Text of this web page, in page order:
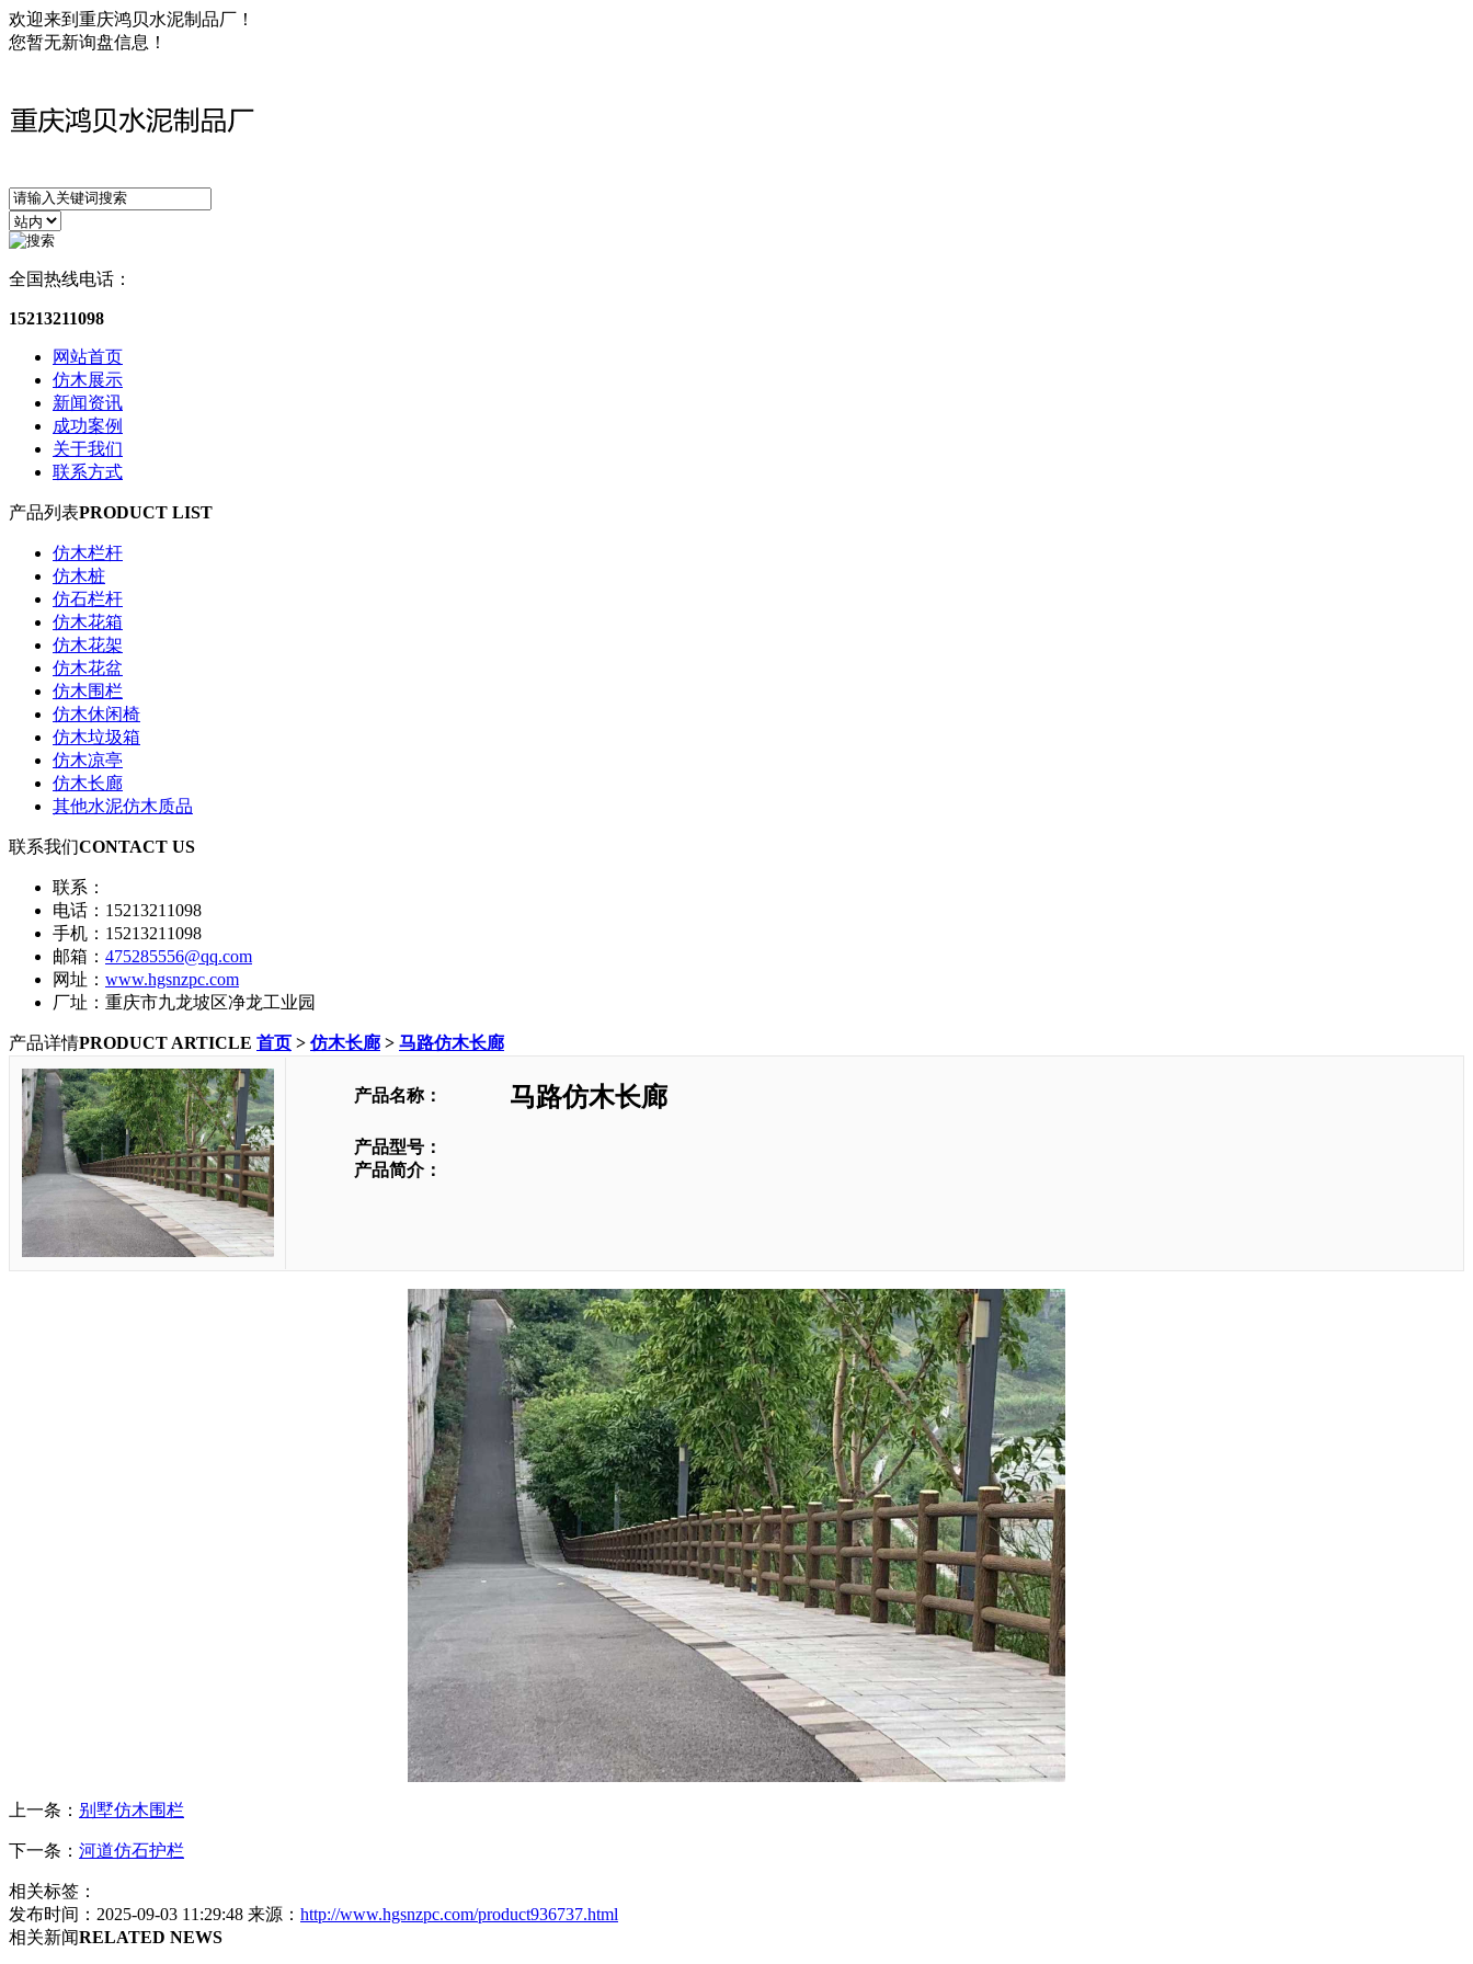
欢迎来到重庆鸿贝水泥制品厂！
您暂无新询盘信息！
全国热线电话：
15213211098
网站首页
仿木展示
新闻资讯
成功案例
关于我们
联系方式
产品列表PRODUCT LIST
仿木栏杆
仿木桩
仿石栏杆
仿木花箱
仿木花架
仿木花盆
仿木围栏
仿木休闲椅
仿木垃圾箱
仿木凉亭
仿木长廊
其他水泥仿木质品
联系我们CONTACT US
联系：
电话：15213211098
手机：15213211098
邮箱： 475285556@qq.com
网址： www.hgsnzpc.com
厂址：重庆市九龙坡区净龙工业园
产品详情PRODUCT ARTICLE 首页 > 仿木长廊 > 马路仿木长廊
产品名称： 马路仿木长廊
产品型号：
产品简介：
上一条： 别墅仿木围栏
下一条： 河道仿石护栏
相关标签：
发布时间：2025-09-03 11:29:48 来源： http://www.hgsnzpc.com/product936737.html
相关新闻RELATED NEWS